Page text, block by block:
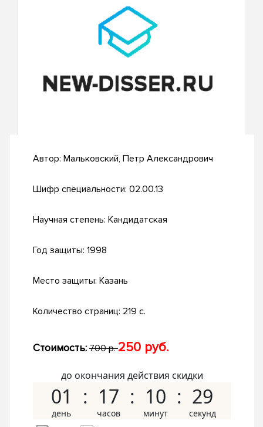
Автор: Мальковский, Петр Александрович
Шифр специальности: 02.00.13
Научная степень: Кандидатская
Год защиты: 1998
Место защиты: Казань
Количество страниц: 219 с.
Стоимость: 700 р.250 руб.
до окончания действия скидки
01 17 10 28